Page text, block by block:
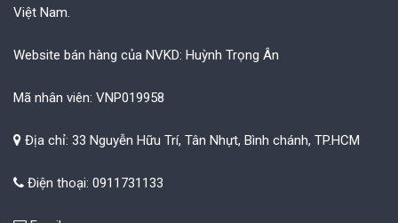
Việt Nam.
Website bán hàng của NVKD: Huỳnh Trọng Ân
Mã nhân viên: VNP019958
Địa chỉ: 33 Nguyễn Hữu Trí, Tân Nhựt, Bình chánh, TP.HCM
Điện thoại: 0911731133